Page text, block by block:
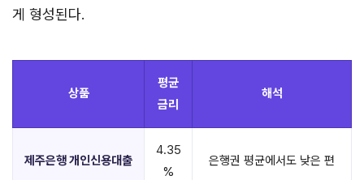
게 형성된다.
상품
평균
금리
해석
제주은행 개인신용대출
4.35
%
은행권 평균에서도 낮은 편